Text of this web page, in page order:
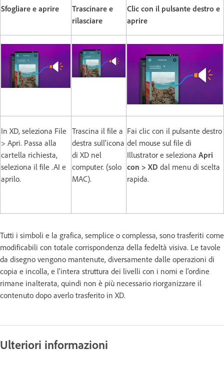
Sfogliare e aprire
Trascinare e
rilasciare
Clic con il pulsante destro e
aprire
In XD, seleziona File
> Apri. Passa alla
cartella richiesta,
seleziona il file .AI e
aprilo.
Trascina il file a
destra sull'icona
di XD nel
computer. (solo
MAC).
Fai clic con il pulsante destro
del mouse sul file di
Illustrator e seleziona Apri
con > XD dal menu di scelta
rapida.
Tutti i simboli e la grafica, semplice o complessa, sono trasferiti come
modificabili con totale corrispondenza della fedeltà visiva. Le tavole
da disegno vengono mantenute, diversamente dalle operazioni di
copia e incolla, e l'intera struttura dei livelli con i nomi e l'ordine
rimane inalterata, quindi non è più necessario riorganizzare il
contenuto dopo averlo trasferito in XD.
Ulteriori informazioni